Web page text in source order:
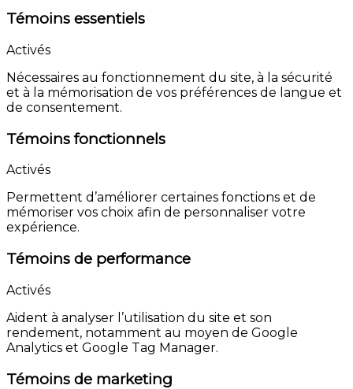
Témoins essentiels
Activés
Nécessaires au fonctionnement du site, à la sécurité
et à la mémorisation de vos préférences de langue et
de consentement.
Témoins fonctionnels
Activés
Permettent d’améliorer certaines fonctions et de
mémoriser vos choix afin de personnaliser votre
expérience.
Témoins de performance
Activés
Aident à analyser l’utilisation du site et son
rendement, notamment au moyen de Google
Analytics et Google Tag Manager.
Témoins de marketing